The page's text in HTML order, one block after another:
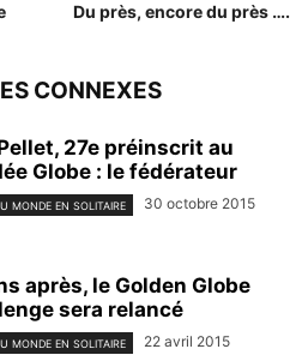
Du près, encore du près ….
CONNEXES
27e préinscrit au
Globe : le fédérateur
MONDE EN SOLITAIRE 30 octobre 2015
après, le Golden Globe
sera relancé
MONDE EN SOLITAIRE 22 avril 2015